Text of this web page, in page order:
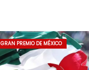
GRAN PREMIO DE MÉXICO